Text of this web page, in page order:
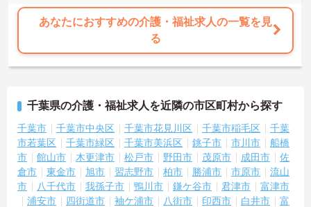
あなたにおすすめの介護・福祉求人の一覧を見
る
千葉県の介護・福祉求人を近隣の市区町村から探す
千葉市 千葉市中央区 千葉市花見川区 千葉市稲毛区
千葉
市若葉区
千葉市緑区 千葉市美浜区 銚子市 市川市
船橋
市
館山市 木更津市 松戸市 野田市 茂原市 成田市
佐
倉市
東金市 旭市 習志野市 柏市 勝浦市 市原市
流山
市
八千代市 我孫子市 鴨川市 鎌ケ谷市 君津市
富津市
浦安市
四街道市 袖ケ浦市 八街市 印西市 白井市
富